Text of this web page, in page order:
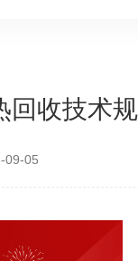
收技术
09-05